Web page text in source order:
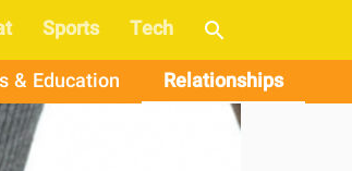
Sports
Tech
& Education Relationships